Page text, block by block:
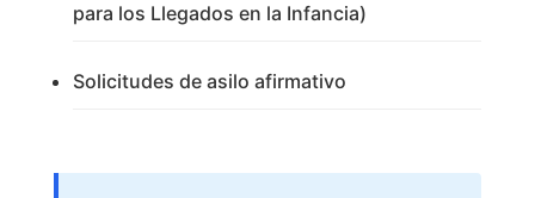
para los Llegados en la Infancia)
Solicitudes de asilo afirmativo